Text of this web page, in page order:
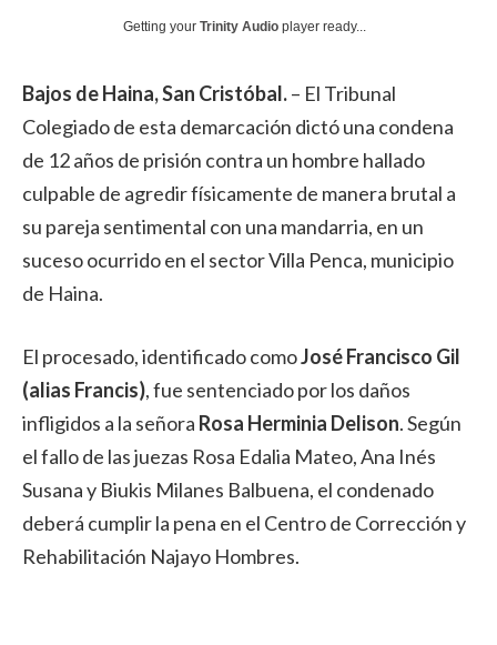
Getting your Trinity Audio player ready...
Bajos de Haina, San Cristóbal.– El Tribunal
Colegiado de esta demarcación dictó una condena
de 12 años de prisión contra un hombre hallado
culpable de agredir físicamente de manera brutal a
su pareja sentimental con una mandarria, en un
suceso ocurrido en el sector Villa Penca, municipio
de Haina.
El procesado, identificado comoJosé Francisco Gil
(alias Francis), fue sentenciado por los daños
infligidos a la señora Rosa Herminia Delison. Según
el fallo de las juezas Rosa Edalia Mateo, Ana Inés
Susana y Biukis Milanes Balbuena, el condenado
deberá cumplir la pena en el Centro de Corrección y
Rehabilitación Najayo Hombres.